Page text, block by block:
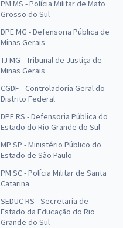
PM MS - Polícia Militar de Mato
Grosso do Sul
DPE MG - Defensoria Pública de
Minas Gerais
TJ MG - Tribunal de Justiça de
Minas Gerais
CGDF - Controladoria Geral do
Distrito Federal
DPE RS - Defensoria Pública do
Estado do Rio Grande do Sul
MP SP - Ministério Público do
Estado de São Paulo
PM SC - Polícia Militar de Santa
Catarina
SEDUC RS - Secretaria de
Estado da Educação do Rio
Grande do Sul